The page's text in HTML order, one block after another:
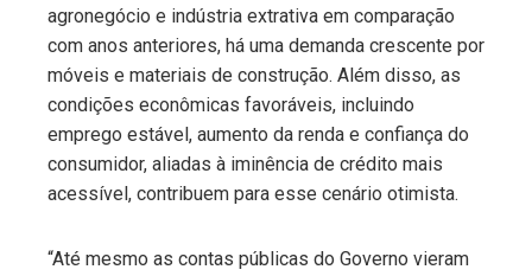
agronegócio e indústria extrativa em comparação
com anos anteriores, há uma demanda crescente por
móveis e materiais de construção. Além disso, as
condições econômicas favoráveis, incluindo
emprego estável, aumento da renda e confiança do
consumidor, aliadas à iminência de crédito mais
acessível, contribuem para esse cenário otimista.
“Até mesmo as contas públicas do Governo vieram